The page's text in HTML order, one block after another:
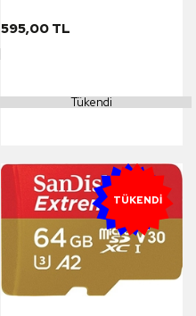
Card with Adapter
595,00 TL
Tükendi
YENI
TÜKENDI